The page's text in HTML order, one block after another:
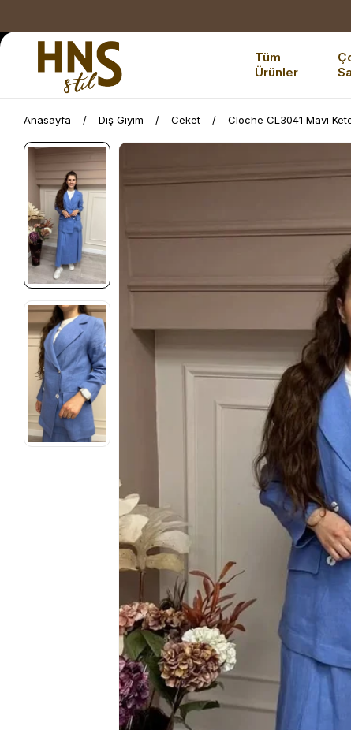
Tüm
Ürünler
Anasayfa Dış Giyim Ceket Cloche CL3041 Mavi